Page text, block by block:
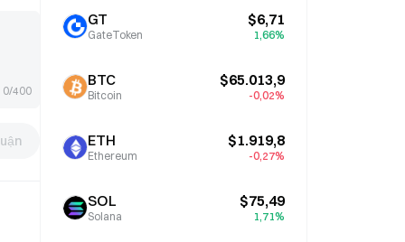
0/400
GT
GateToken
$6,71
1,66%
BTC
Bitcoin
$65.013,9
-0,02%
ETH
Ethereum
$1.919,8
-0,27%
SOL
Solana
$75,49
1,71%